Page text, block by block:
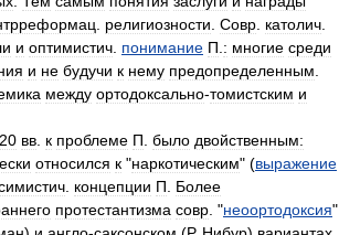
религиозности Совр католич
и оптимистич понимание П : многие среди
и не будучи к нему предопределенным
между ортодоксально-томистским и
20 вв к проблеме П было двойственным:
относился к "наркотическим" (выражение
концепции П
Более
протестантизма совр . "неоортодоксия"